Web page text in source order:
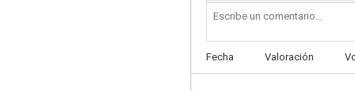
ALF
8.5
Fecha Valoración